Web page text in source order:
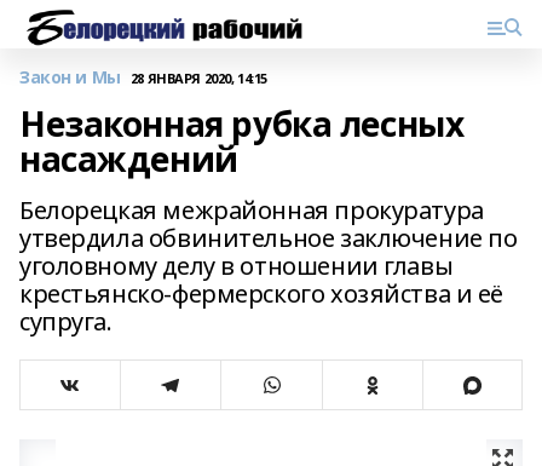
Закон и Мы 28 ЯНВАРЯ 2020, 14:15
Незаконная рубка лесных
насаждений
Белорецкая межрайонная прокуратура
утвердила обвинительное заключение по
уголовному делу в отношении главы
крестьянско-фермерского хозяйства и её
супруга.